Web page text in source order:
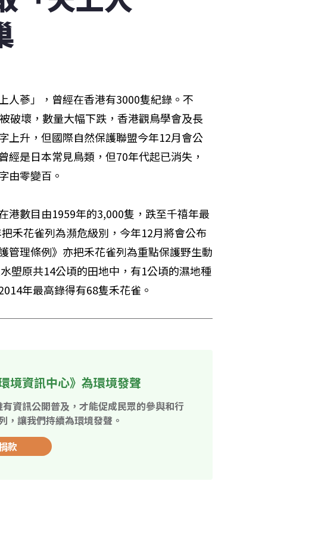
人蔘」，曾經在香港有3000隻紀錄。不
破壞，數量大幅下跌，香港觀鳥學會及長
上升，但國際自然保護聯盟今年12月會公
是日本常見鳥類，但70年代起已消失，
由零變百。
港數目由1959年的3,000隻，跌至千禧年最
禾花雀列為瀕危級別，今年12月將會公布
管理條例》亦把禾花雀列為重點保護野生動
塱原共14公頃的田地中，有1公頃的濕地種
年最高錄得有68隻禾花雀。
境資訊中心》為環境發聲
資訊公開普及，才能促成民眾的參與和行
，讓我們持續為環境發聲。
款